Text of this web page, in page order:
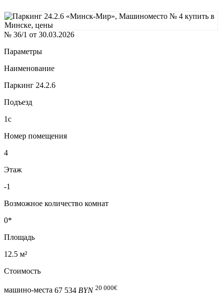
№ 36/1 от 30.03.2026
Параметры
Наименование
Паркинг 24.2.6
Подъезд
1с
Номер помещения
4
Этаж
-1
Возможное количество комнат
0*
Площадь
12.5 м²
Стоимость
машино-места 67 534 BYN 20 000€